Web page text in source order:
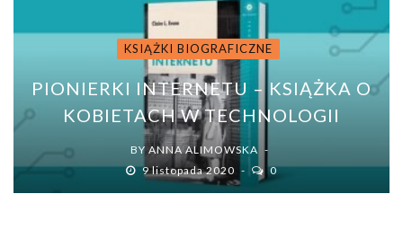
KSIĄŻKI BIOGRAFICZNE
PIONIERKI INTERNETU – KSIĄŻKA O
KOBIETACH W TECHNOLOGII
BY ANNA ALIMOWSKA
9 listopada 2020
0